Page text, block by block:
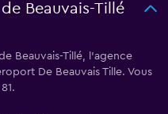
Beauvais-Tillé
Beauvais-Tillé, l’agence
De Beauvais Tille. Vous